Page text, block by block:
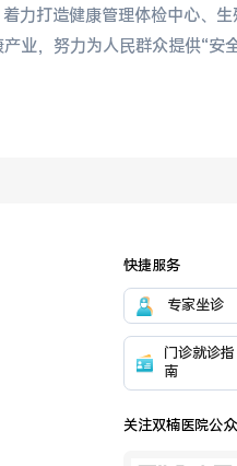
力打造健康管理体检中心、
业，努力为人民群众提供“
快捷服务
专家坐诊
门诊就诊指
南
关注双楠医院公